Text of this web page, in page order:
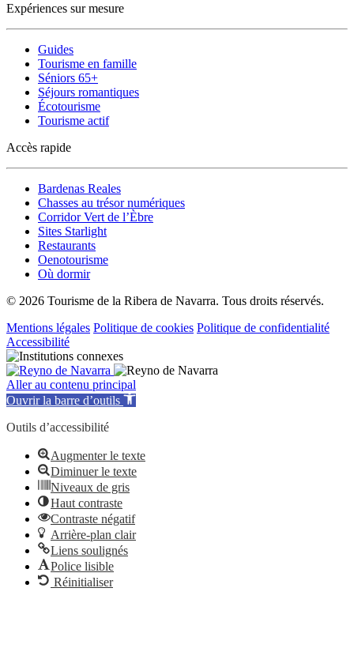
Expériences sur mesure
Guides
Tourisme en famille
Séniors 65+
Séjours romantiques
Écotourisme
Tourisme actif
Accès rapide
Bardenas Reales
Chasses au trésor numériques
Corridor Vert de l’Èbre
Sites Starlight
Restaurants
Oenotourisme
Où dormir
© 2026 Tourisme de la Ribera de Navarra. Tous droits réservés.
Mentions légales Politique de cookies Politique de confidentialité
Accessibilité
Aller au contenu principal
Ouvrir la barre d’outils
Outils d’accessibilité
Augmenter le texte
Diminuer le texte
Niveaux de gris
Haut contraste
Contraste négatif
Arrière-plan clair
Liens soulignés
Police lisible
Réinitialiser